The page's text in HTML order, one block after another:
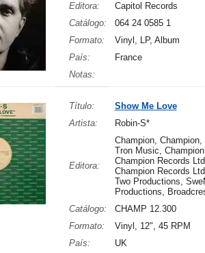
Editora:
Capitol Records
Catálogo:
064 24 0585 1
Formato:
Vinyl, LP, Album
País:
France
Notas:
Título:
Show Me Love
Artista:
Robin-S*
Editora:
Champion, Champion,
Tron Music,
Champion Records
Champion Records
Two Productions,
Productions,
Catálogo:
CHAMP 12.300
Formato:
Vinyl, 12", 45 RPM
País:
UK